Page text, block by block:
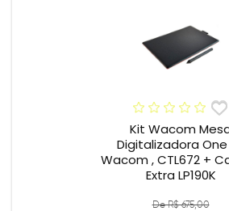
Kit Wacom
Digitalizadora One
Wacom , CTL672 +
Extra LP190K
De R$ 675,00